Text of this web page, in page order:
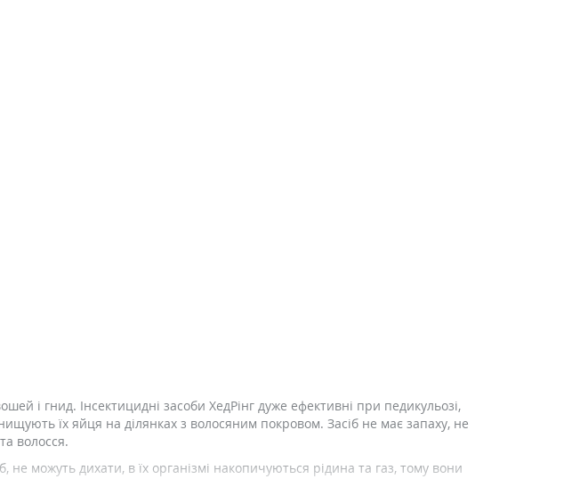
і гнид. Інсектицидні засоби ХедРінг дуже ефективні при педикульозі,
їх яйця на ділянках з волосяним покровом. Засіб не має запаху, не
волосся.
не можуть дихати, в їх організмі накопичуються рідина та газ, тому вони